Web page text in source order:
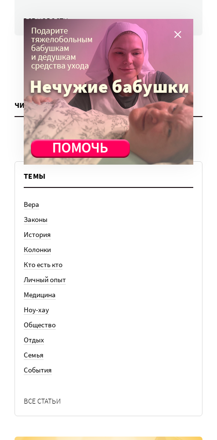
ВСЕ НОВОСТИ
ЧИТАТЬ ЕЩЕ
ТЕМЫ
Вера
Законы
История
Колонки
Кто есть кто
Личный опыт
Медицина
Ноу-хау
Общество
Отдых
Семья
События
ВСЕ СТАТЬИ